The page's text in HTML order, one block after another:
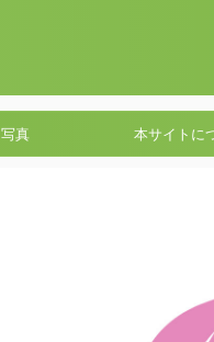
写真 本サイトに